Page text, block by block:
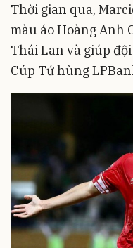
Thời gian qua,
màu áo Hoàng Anh
Thái Lan và giúp
Cúp Tứ hùng